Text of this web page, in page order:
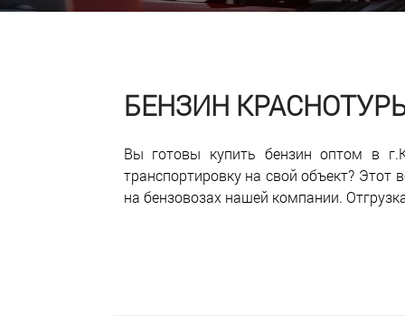
БЕНЗИН
Вы готовы купить бензин оптом в
транспортировку на свой объект?
на бензовозах нашей компании.